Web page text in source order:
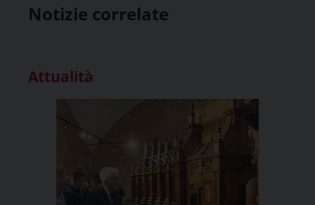
Notizie correlate
Attualità